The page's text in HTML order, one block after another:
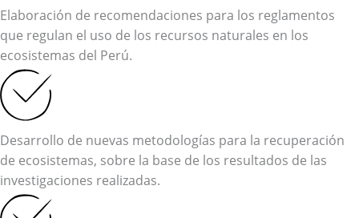
Elaboración de recomendaciones para los reglamentos
que regulan el uso de los recursos naturales en los
ecosistemas del Perú.
Desarrollo de nuevas metodologías para la recuperación
de ecosistemas, sobre la base de los resultados de las
investigaciones realizadas.